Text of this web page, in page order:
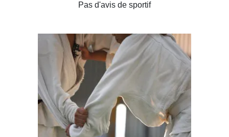
Pas d'avis de sportif